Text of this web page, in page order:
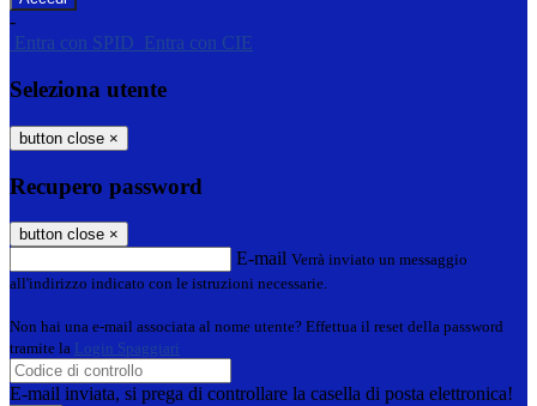
-
Entra con SPID
Entra con CIE
Seleziona utente
button close ×
Recupero password
button close ×
E-mail Verrà inviato un messaggio
all'indirizzo indicato con le istruzioni necessarie.
Non hai una e-mail associata al nome utente? Effettua il reset della password
tramite la Login Spaggiari
E-mail inviata, si prega di controllare la casella di posta elettronica!